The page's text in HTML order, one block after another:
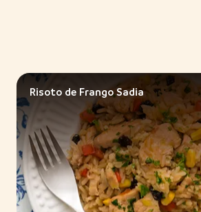
Risoto de Frango Sadia